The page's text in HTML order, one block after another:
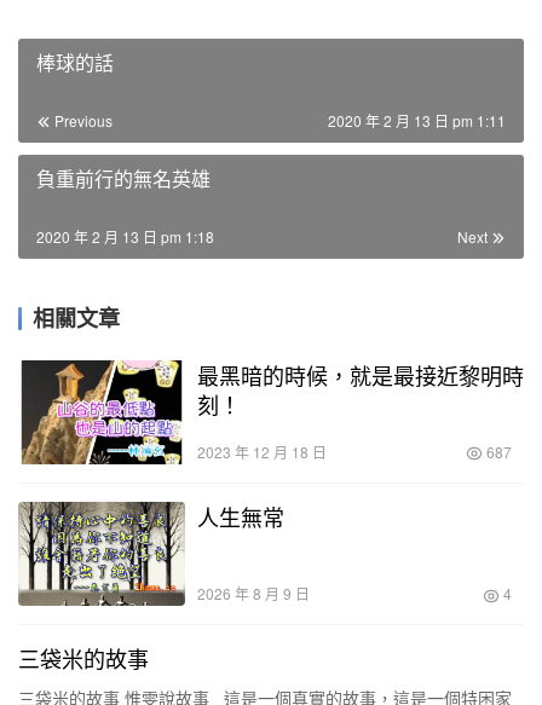
棒球的話
Previous 2020 年 2 月 13 日 pm 1:11
負重前行的無名英雄
Next
2020 年 2 月 13 日 pm 1:18
相關文章
最黑暗的時候，就是最接近黎明時
刻！
2023 年 12 月 18 日 687
人生無常
2026 年 8 月 9 日 4
三袋米的故事
三袋米的故事 惟雯說故事 這是一個真實的故事，這是一個特困家